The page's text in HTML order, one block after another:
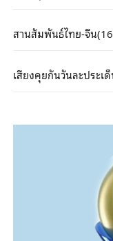
สานสัมพันธ์ไทย-จีน
เสียงคุยกันวันละประเ